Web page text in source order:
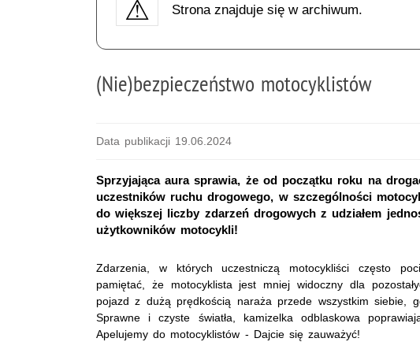
Strona znajduje się w archiwum.
(Nie)bezpieczeństwo motocyklistów
Data publikacji 19.06.2024
Sprzyjająca aura sprawia, że od początku roku na
uczestników ruchu drogowego, w szczególności
do większej liczby zdarzeń drogowych z udziałem
użytkowników motocykli!
Zdarzenia, w których uczestniczą motocykliści często
pamiętać, że motocyklista jest mniej widoczny dla
pojazd z dużą prędkością naraża przede wszystkim siebie,
Sprawne i czyste światła, kamizelka odblaskowa
Apelujemy do motocyklistów - Dajcie się zauważyć!